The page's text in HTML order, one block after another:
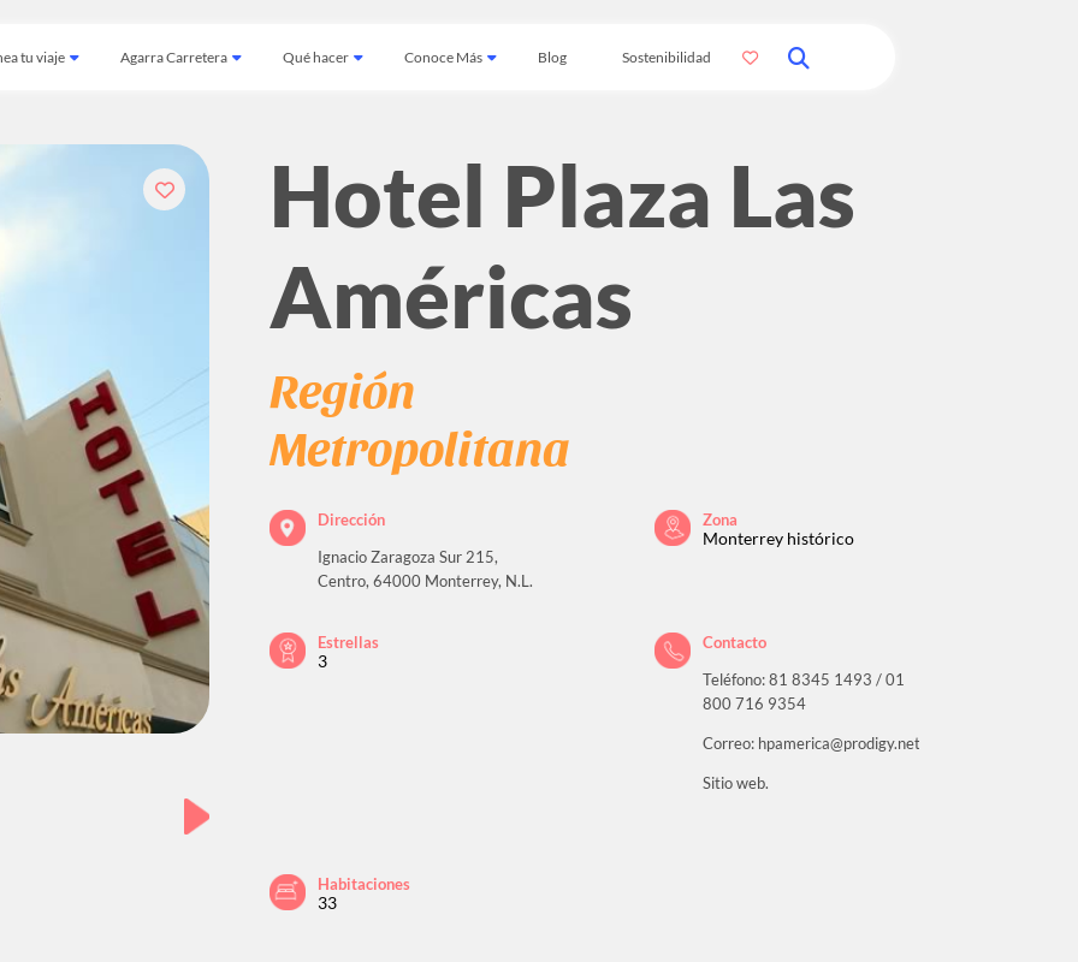
tu viaje Agarra Carretera Qué hacer Conoce Más Blog Sostenibilidad
Hotel Plaza Las
Américas
Región
Metropolitana
Dirección
Ignacio Zaragoza Sur 215,
Centro, 64000 Monterrey, N.L.
Zona
Monterrey histórico
Estrellas
3
Contacto
Teléfono: 81 8345 1493 / 01
800 716 9354
Correo: hpamerica@prodigy.net.mx
Sitio web.
Habitaciones
33